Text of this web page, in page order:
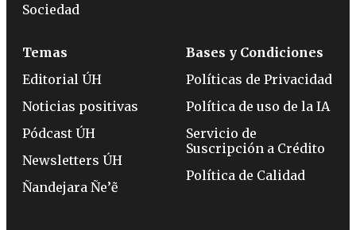
Sociedad
Temas
Editorial ÚH
Noticias positivas
Pódcast ÚH
Newsletters ÚH
Ñandejara Ñe’ẽ
Bases y Condiciones
Políticas de Privacidad
Política de uso de la IA
Servicio de
Suscripción a Crédito
Política de Calidad